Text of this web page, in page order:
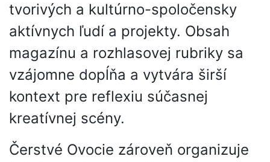
tvorivých a kultúrno-spoločensky
aktívnych ľudí a projekty. Obsah
magazínu a rozhlasovej rubriky sa
vzájomne dopĺňa a vytvára širší
kontext pre reflexiu súčasnej
kreatívnej scény.
Čerstvé Ovocie zároveň organizuje